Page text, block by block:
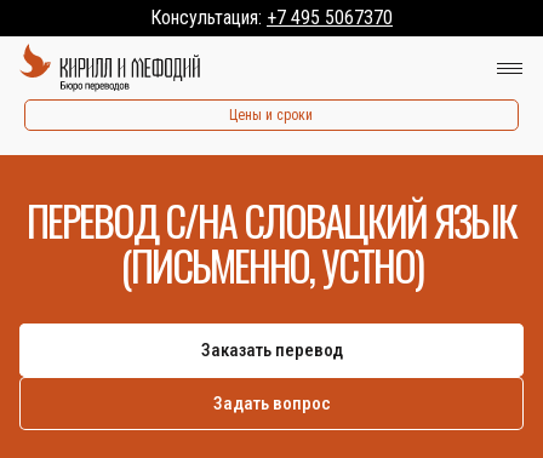
Консультация: +7 495 5067370
Цены и сроки
ПЕРЕВОД С/НА СЛОВАЦКИЙ ЯЗЫК
(ПИСЬМЕННО, УСТНО)
Заказать перевод
Задать вопрос